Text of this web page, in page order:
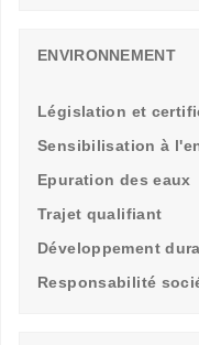
ENVIRONNEMENT
Législation et
Sensibilisation à
Epuration des eaux
Trajet qualifiant
Développement
Responsabilité